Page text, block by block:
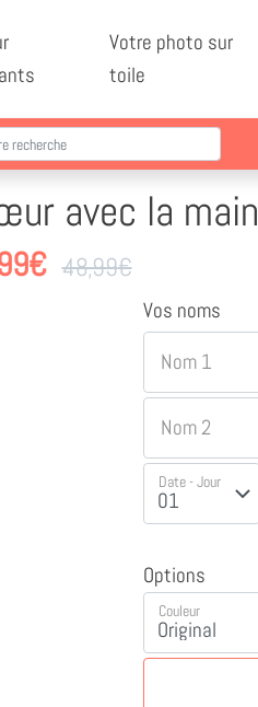
Votre photo sur
toile
avec la main
€ 48,99€
Vos noms
Nom 1
Nom 2
Date - Jour
Options
Couleur